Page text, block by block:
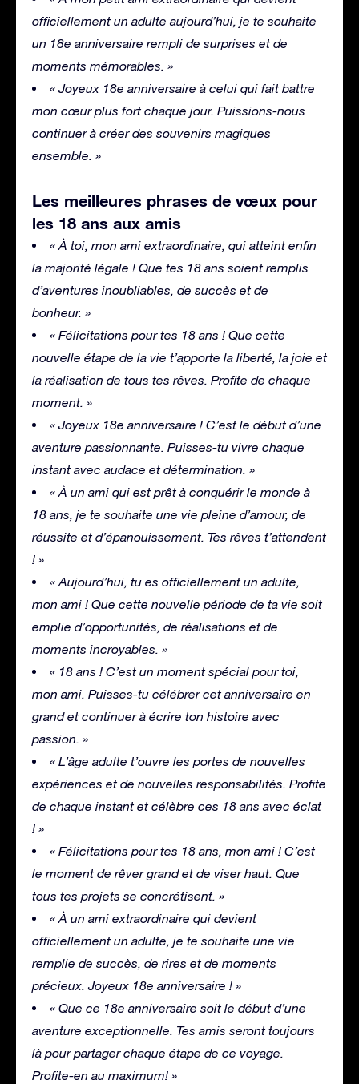
officiellement un adulte aujourd’hui, je te souhaite
un 18e anniversaire rempli de surprises et de
moments mémorables. »
« Joyeux 18e anniversaire à celui qui fait battre
mon cœur plus fort chaque jour. Puissions-nous
continuer à créer des souvenirs magiques
ensemble. »
Les meilleures phrases de vœux pour
les 18 ans aux amis
« À toi, mon ami extraordinaire, qui atteint enfin
la majorité légale ! Que tes 18 ans soient remplis
d’aventures inoubliables, de succès et de
bonheur. »
« Félicitations pour tes 18 ans ! Que cette
nouvelle étape de la vie t’apporte la liberté, la joie et
la réalisation de tous tes rêves. Profite de chaque
moment. »
« Joyeux 18e anniversaire ! C’est le début d’une
aventure passionnante. Puisses-tu vivre chaque
instant avec audace et détermination. »
« À un ami qui est prêt à conquérir le monde à
18 ans, je te souhaite une vie pleine d’amour, de
réussite et d’épanouissement. Tes rêves t’attendent
! »
« Aujourd’hui, tu es officiellement un adulte,
mon ami ! Que cette nouvelle période de ta vie soit
emplie d’opportunités, de réalisations et de
moments incroyables. »
« 18 ans ! C’est un moment spécial pour toi,
mon ami. Puisses-tu célébrer cet anniversaire en
grand et continuer à écrire ton histoire avec
passion. »
« L’âge adulte t’ouvre les portes de nouvelles
expériences et de nouvelles responsabilités. Profite
de chaque instant et célèbre ces 18 ans avec éclat
! »
« Félicitations pour tes 18 ans, mon ami ! C’est
le moment de rêver grand et de viser haut. Que
tous tes projets se concrétisent. »
« À un ami extraordinaire qui devient
officiellement un adulte, je te souhaite une vie
remplie de succès, de rires et de moments
précieux. Joyeux 18e anniversaire ! »
« Que ce 18e anniversaire soit le début d’une
aventure exceptionnelle. Tes amis seront toujours
là pour partager chaque étape de ce voyage.
Profite-en au maximum! »